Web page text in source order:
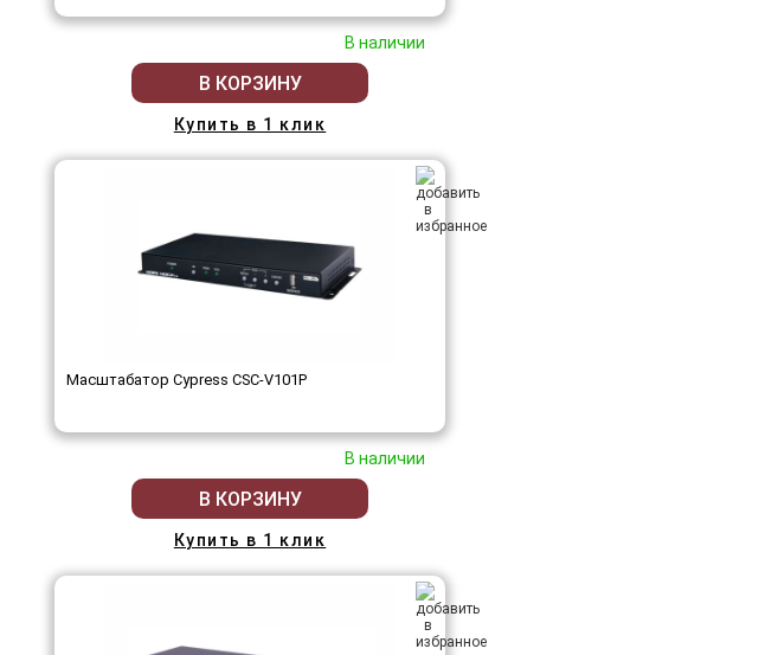
В наличии
В КОРЗИНУ
Купить в 1 клик
Масштабатор Cypress CSC-V101P
В наличии
В КОРЗИНУ
Купить в 1 клик